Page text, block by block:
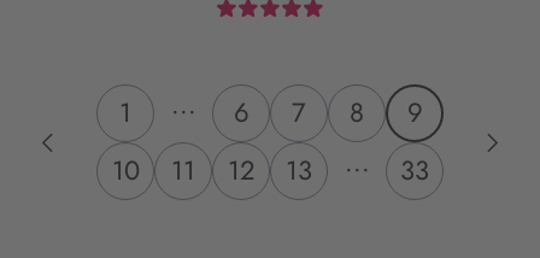
1 ... 6 7 8
9
10
11 12 13 ... 33